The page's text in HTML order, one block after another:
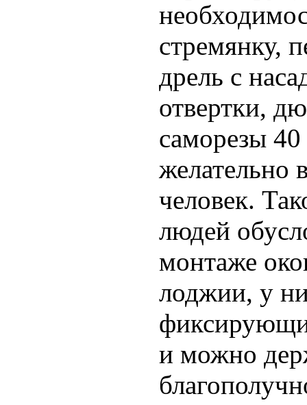
стремянку,
дрель с
отвертки,
саморезы
желательно
человек.
людей
монтаже
лоджии, у
и можно